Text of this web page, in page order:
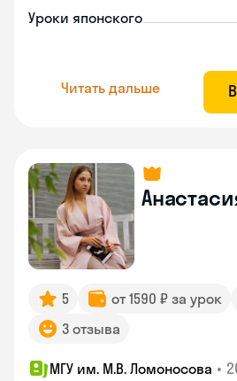
Уроки японского
Читать дальше
5 от 1590 ₽ за урок
3 отзыва
МГУ им. М.В. Ломоносова •